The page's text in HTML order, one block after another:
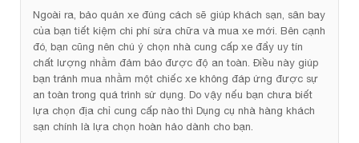
Ngoài ra, bảo quản xe đúng cách sẽ giúp khách sạn, sân bay
của bạn tiết kiệm chi phí sửa chữa và mua xe mới. Bên cạnh
đó, bạn cũng nên chú ý chọn nhà cung cấp xe đẩy uy tín
chất lượng nhằm đảm bảo được độ an toàn. Điều này giúp
bạn tránh mua nhằm một chiếc xe không đáp ứng được sự
an toàn trong quá trình sử dụng. Do vậy nếu bạn chưa biết
lựa chọn địa chỉ cung cấp nào thì Dụng cụ nhà hàng khách
sạn chính là lựa chọn hoàn hảo dành cho bạn.